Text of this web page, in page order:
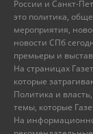
России и Санкт-
это политика,
мероприятия,
новости СПб
премьеры и
На страницах
которые
Политика и
темы, которые
На